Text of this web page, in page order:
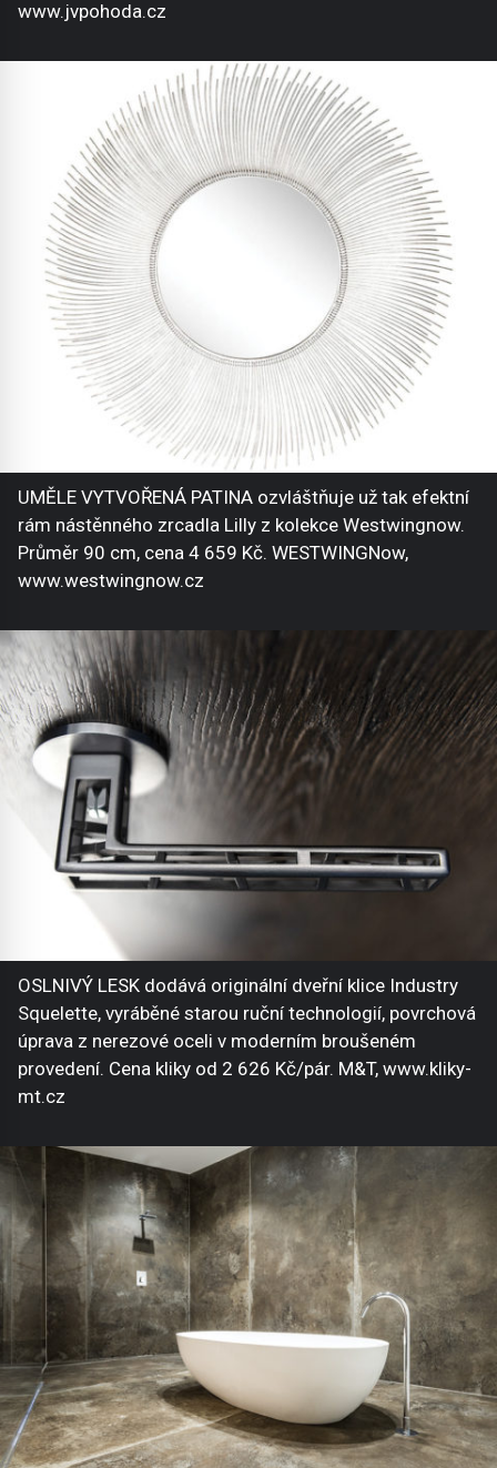
www.jvpohoda.cz
UMĚLE VYTVOŘENÁ PATINA ozvláštňuje už tak efektní
rám nástěnného zrcadla Lilly z kolekce Westwingnow.
Průměr 90 cm, cena 4 659 Kč. WESTWINGNow,
www.westwingnow.cz
OSLNIVÝ LESK dodává originální dveřní klice Industry
Squelette, vyráběné starou ruční technologií, povrchová
úprava z nerezové oceli v moderním broušeném
provedení. Cena kliky od 2 626 Kč/pár. M&T, www.kliky-
mt.cz